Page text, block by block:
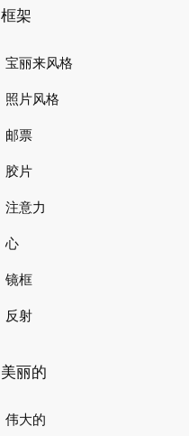
框架
宝丽来风格
照片风格
邮票
胶片
注意力
心
镜框
反射
美丽的
伟大的